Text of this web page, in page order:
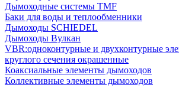
Дымоходные системы TMF
Баки для воды и теплообменники
Дымоходы SCHIEDEL
Дымоходы Вулкан
VBR:одноконтурные и двухконтурные
круглого сечения окрашенные
Коаксиальные элементы дымоходов
Коллективные элементы дымоходов